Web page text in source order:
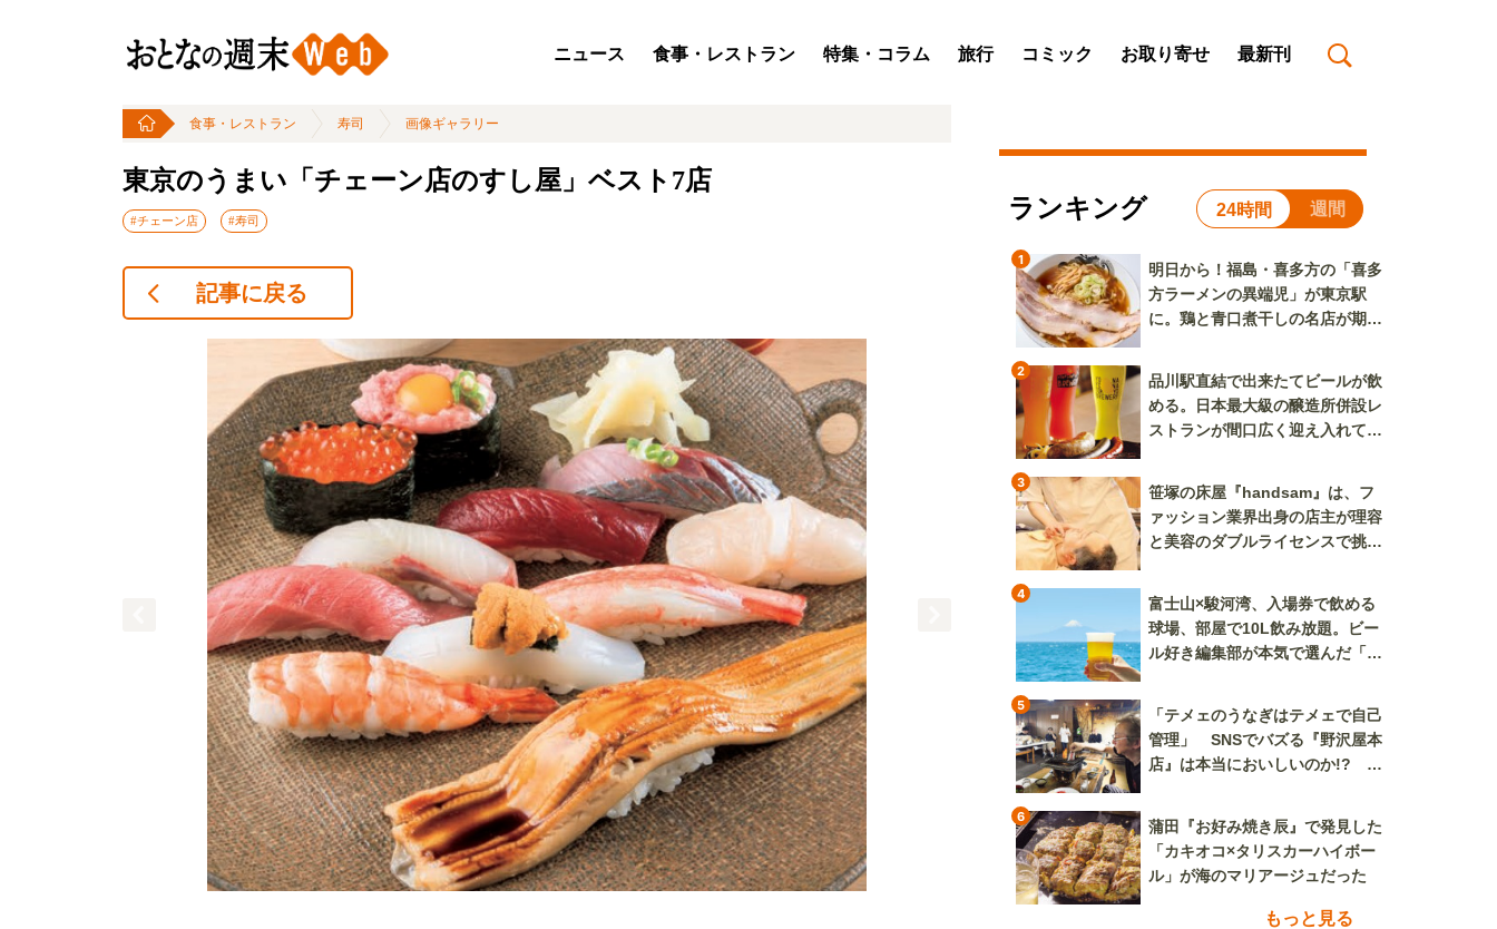
ニュース 食事・レストラン 特集・コラム 旅行 コミック お取り寄せ 最新刊
食事・レストラン 寿司 画像ギャラリー
東京のうまい「チェーン店のすし屋」ベスト7店
#チェーン店 #寿司
記事に戻る
ランキング 24時間 週間
1
明日から！福島・喜多方の「喜多
方ラーメンの異端児」が東京駅
に。鶏と青口煮干しの名店が期間
2
品川駅直結で出来たてビールが飲
める。日本最大級の醸造所併設レ
ストランが間口広く迎え入れてく
3
笹塚の床屋『handsam』は、フ
ァッション業界出身の店主が理容
と美容のダブルライセンスで挑む
4
富士山×駿河湾、入場券で飲める
球場、部屋で10L飲み放題。ビー
ル好き編集部が本気で選んだ「ビ
5
「テメェのうなぎはテメェで自己
管理」 SNSでバズる『野沢屋本
店』は本当においしいのか!? い
6
蒲田『お好み焼き辰』で発見した
「カキオコ×タリスカーハイボー
ル」が海のマリアージュだった
もっと見る